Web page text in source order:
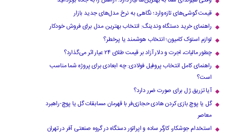
قیمت گوشی‌های تازه‌وارد؛ نگاهی به نرخ مدل‌های جدید بازار
راهنمای خرید دستگاه وندینگ: انتخاب بهترین مدل برای فروش خودکار
لوازم استوک کامیون؛ انتخاب هوشمند یا پرخطر؟
چطور مالیات، اجرت و دلار آزاد بر قیمت طلای ۲۴ عیار اثر می‌گذارد؟
راهنمای کامل انتخاب پروفیل فولادی: چه ابعادی برای پروژه شما مناسب
است؟
آیا تزریق ژل برای صورت ضرر دارد​؟
گل یا پوچ بازی کردن هادی حجازی‌فر با قهرمان مسابقات گل یا پوچ-راهبرد
معاصر
استخدام جوشکار، کارگر ساده و اپراتور دستگاه در گروه صنعتی آفر در تهران